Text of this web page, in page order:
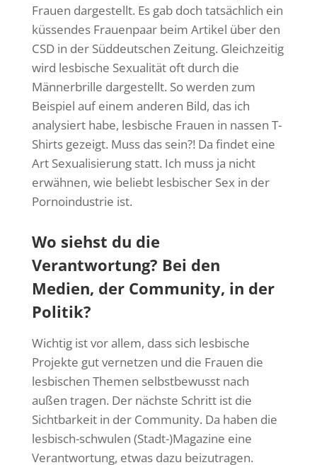
Frauen dargestellt. Es gab doch tatsächlich ein
küssendes Frauenpaar beim Artikel über den
CSD in der Süddeutschen Zeitung. Gleichzeitig
wird lesbische Sexualität oft durch die
Männerbrille dargestellt. So werden zum
Beispiel auf einem anderen Bild, das ich
analysiert habe, lesbische Frauen in nassen T-
Shirts gezeigt. Muss das sein?! Da findet eine
Art Sexualisierung statt. Ich muss ja nicht
erwähnen, wie beliebt lesbischer Sex in der
Pornoindustrie ist.
Wo siehst du die
Verantwortung? Bei den
Medien, der Community, in der
Politik?
Wichtig ist vor allem, dass sich lesbische
Projekte gut vernetzen und die Frauen die
lesbischen Themen selbstbewusst nach
außen tragen. Der nächste Schritt ist die
Sichtbarkeit in der Community. Da haben die
lesbisch-schwulen (Stadt-)Magazine eine
Verantwortung, etwas dazu beizutragen.